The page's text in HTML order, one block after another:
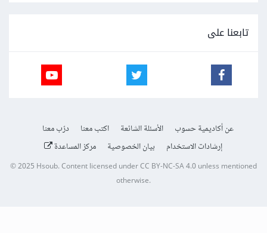
تابعنا على
عن أكاديمية حسوب الأسئلة الشائعة اكتب معنا
درّب معنا
إرشادات الاستخدام
بيان الخصوصية مركز المساعدة
© 2025Hsoub.Content licensed underCC BY-NC-SA 4.0unless mentioned
otherwise.